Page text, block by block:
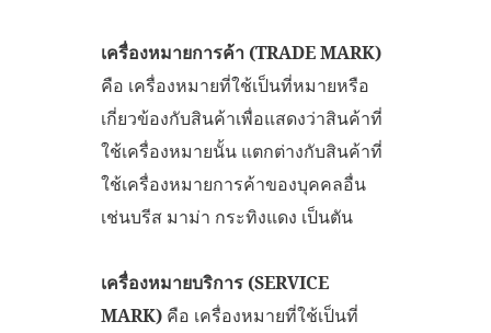
เครื่องหมายการค้า (TRADE MARK)
คือ เครื่องหมายที่ใช้เป็นที่หมายหรือ
เกี่ยวข้องกับสินค้าเพื่อแสดงว่าสินค้าที่
ใช้เครื่องหมายนั้น แตกต่างกับสินค้าที่
ใช้เครื่องหมายการค้าของบุคคลอื่น
เช่นบรีส มาม่า กระทิงแดง เป็นตัน
เครื่องหมายบริการ (SERVICE
MARK) คือ เครื่องหมายที่ใช้เป็นที่